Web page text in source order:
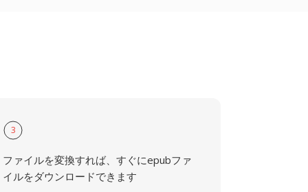
3
ファイルを変換すれば、すぐにepubファ
イルをダウンロードできます